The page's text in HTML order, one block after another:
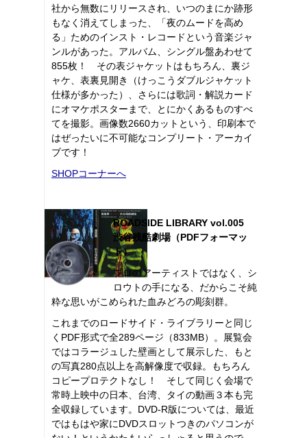
社から無数にリリースされ、いつのまにか跡形
もなく消えてしまった、「夜のムードを高め
る」ためのインスト・レコードという音楽ジャ
ンルがあった。アルバム、シングル盤あわせて
855枚！ その表ジャケットはもちろん、裏ジ
ャケ、表裏見開き（けっこうダブルジャケット
仕様が多かった）、さらには歌詞・解説カード
にオマケポスターまで、とにかくあるものすべ
てを撮影。画像数2660カットという、印刷本で
はぜったいに不可能なコンプリート・アーカイ
ブです！
SHOPコーナーへ
ROADSIDE LIBRARY vol.005
渋谷残酷劇場（PDFフォーマッ
ト）
プロのアーティストではなく、シ
ロウトの手になる、だからこそ純
粋な思いがこめられた血みどろの彫刻群。
これまでのロードサイド・ライブラリーと同じ
くPDF形式で全289ページ（833MB）。展覧会
ではコラージュした壁画として展示した、もと
の写真280点以上を高解像度で収録。もちろん
コピープロテクトなし！ そして同じく会場で
常時上映中の日本、台湾、タイの動画３本も完
全収録しています。DVD-R版については、最近
ではもはや家にDVDスロットつきのパソコンが